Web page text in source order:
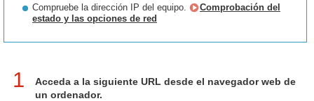
Compruebe la dirección IP del equipo.
Comprobación del
estado y las opciones de red
1
Acceda a la siguiente URL desde el navegador web de
un ordenador.